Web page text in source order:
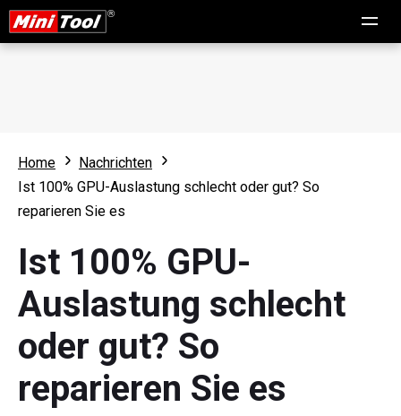
Home
Nachrichten
Ist 100% GPU-Auslastung schlecht oder gut? So
reparieren Sie es
Ist 100% GPU-
Auslastung schlecht
oder gut? So
reparieren Sie es